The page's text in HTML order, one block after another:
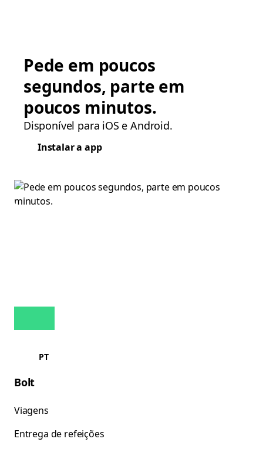
Pede em poucos
segundos, parte em
poucos minutos.
Disponível para iOS e Android.
Instalar a app
PT
Bolt
Viagens
Entrega de refeições